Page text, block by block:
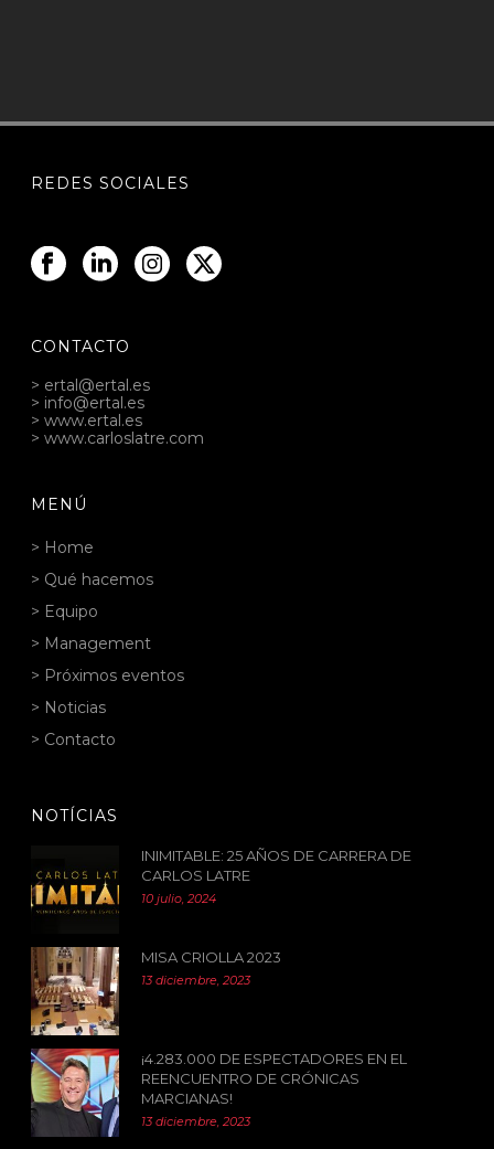
REDES SOCIALES
CONTACTO
> ertal@ertal.es
> info@ertal.es
> www.ertal.es
> www.carloslatre.com
MENÚ
> Home
> Qué hacemos
> Equipo
> Management
> Próximos eventos
> Noticias
> Contacto
NOTÍCIAS
INIMITABLE: 25 AÑOS DE CARRERA DE
CARLOS LATRE
10 julio, 2024
MISA CRIOLLA 2023
13 diciembre, 2023
¡4.283.000 DE ESPECTADORES EN EL
REENCUENTRO DE CRÓNICAS
MARCIANAS!
13 diciembre, 2023